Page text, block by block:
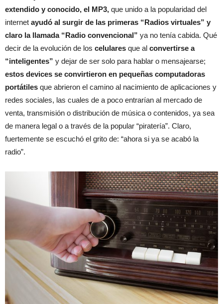
extendido y conocido, el MP3, que unido a la popularidad del
internet ayudó al surgir de las primeras “Radios virtuales” y
claro la llamada “Radio convencional” ya no tenía cabida. Qué
decir de la evolución de los celulares que al convertirse a
“inteligentes” y dejar de ser solo para hablar o mensajearse;
estos devices se convirtieron en pequeñas computadoras
portátiles que abrieron el camino al nacimiento de aplicaciones y
redes sociales, las cuales de a poco entrarían al mercado de
venta, transmisión o distribución de música o contenidos, ya sea
de manera legal o a través de la popular “piratería”. Claro,
fuertemente se escuchó el grito de: “ahora si ya se acabó la
radio”.